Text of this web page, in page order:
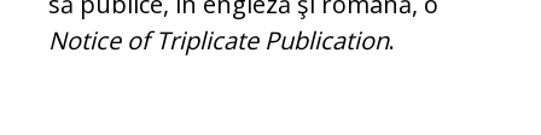
Notice of Triplicate Pu­blication.